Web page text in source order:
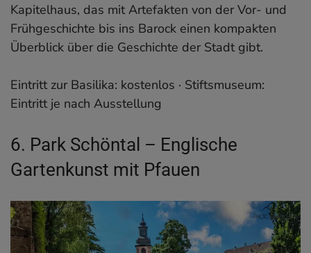
Kapitelhaus, das mit Artefakten von der Vor- und
Frühgeschichte bis ins Barock einen kompakten
Überblick über die Geschichte der Stadt gibt.
Eintritt zur Basilika: kostenlos · Stiftsmuseum:
Eintritt je nach Ausstellung
6. Park Schöntal – Englische
Gartenkunst mit Pfauen